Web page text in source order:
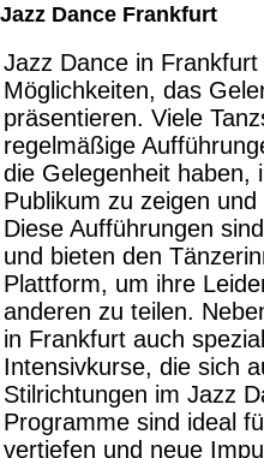
Jazz Dance Frankfurt
Jazz Dance in
Möglichkeiten, das
präsentieren. Viele
regelmäßige
die Gelegenheit haben,
Publikum zu zeigen
Diese Aufführungen
und bieten den
Plattform, um ihre
anderen zu teilen.
in Frankfurt auch
Intensivkurse, die sich
Stilrichtungen im Jazz
Programme sind ideal
vertiefen und neue